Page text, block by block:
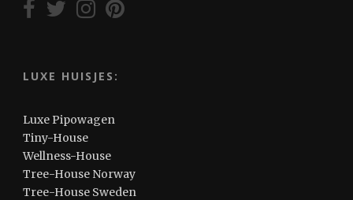
LUXE HUISJES:
Luxe Pipowagen
Tiny-House
Wellness-House
Tree-House Norway
Tree-House Sweden